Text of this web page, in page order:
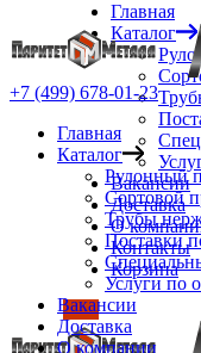
Главная
Каталог
Вакансии
Доставка
О
Контакты
Корзина
+7 (499) 678-01-23
Главная
Каталог
Рулонный
Сортовой
Трубы
Поставки
Услуги по
Вакансии
Доставка
О компании